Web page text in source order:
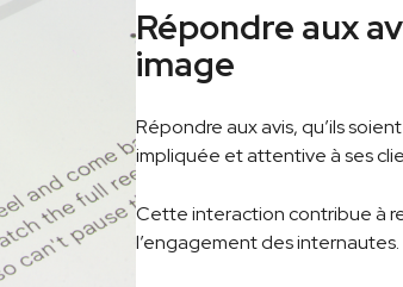
Répondre aux
image
Répondre aux avis, qu’ils
impliquée et attentive à ses
Cette interaction contribue à
l’engagement des internautes.